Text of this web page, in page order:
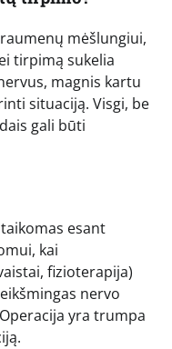
mėšlungiui,
tirpimą sukelia
magnis kartu
situaciją. Visgi, be
gali būti
esant
kai
fizioterapija)
nervo
yra trumpa